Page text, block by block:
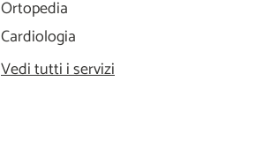
Ortopedia
Cardiologia
Vedi tutti i servizi